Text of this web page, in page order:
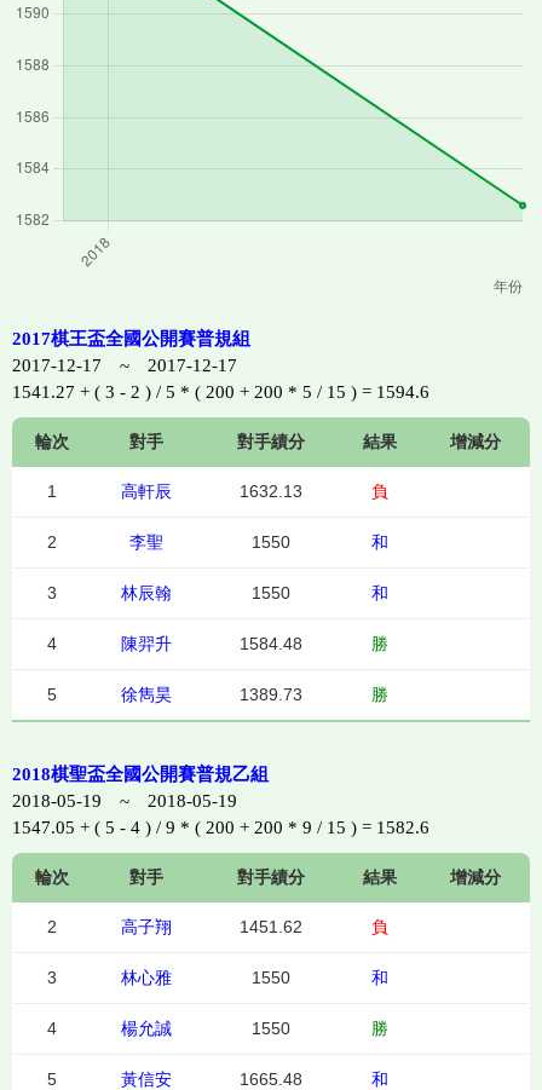
2017棋王盃全國公開賽普規組
2017-12-17 ~ 2017-12-17
1541.27 + ( 3 - 2 ) / 5 * ( 200 + 200 * 5 / 15 ) = 1594.6
輪次 對手 對手績分 結果 增減分
1 高軒辰 1632.13 負
2 李聖 1550 和
3 林辰翰 1550 和
4 陳羿升 1584.48 勝
5 徐雋昊 1389.73 勝
2018棋聖盃全國公開賽普規乙組
2018-05-19 ~ 2018-05-19
1547.05 + ( 5 - 4 ) / 9 * ( 200 + 200 * 9 / 15 ) = 1582.6
輪次 對手 對手績分 結果 增減分
2 高子翔 1451.62 負
3 林心雅 1550 和
4 楊允誠 1550 勝
5 黃信安 1665.48 和